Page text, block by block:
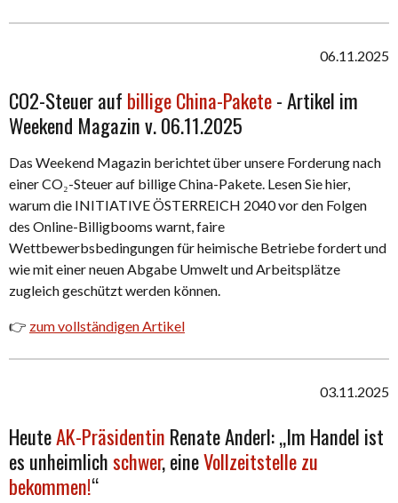
06.11.2025
CO2-Steuer auf billige China-Pakete- Artikel im
Weekend Magazin v. 06.11.2025
Das Weekend Magazin berichtet über unsere Forderung nach
einer CO₂-Steuer auf billige China-Pakete. Lesen Sie hier,
warum die INITIATIVE ÖSTERREICH 2040 vor den Folgen
des Online-Billigbooms warnt, faire
Wettbewerbsbedingungen für heimische Betriebe fordert und
wie mit einer neuen Abgabe Umwelt und Arbeitsplätze
zugleich geschützt werden können.
👉 zum vollständigen Artikel
03.11.2025
HeuteAK-Präsidentin Renate Anderl: „Im Handel ist
es unheimlichschwer, eineVollzeitstelle zu
bekommen!“